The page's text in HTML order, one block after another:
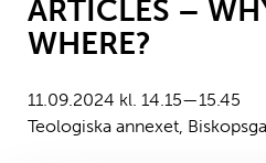
ARTICLES –
WHERE?
11.09.2024 kl. 14.15—15.45
Teologiska annexet,